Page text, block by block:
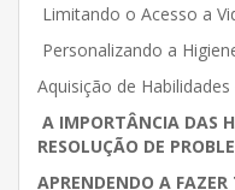
Limitando o Acesso a
Personalizando a
Aquisição de
A IMPORTÂNCIA DAS
RESOLUÇÃO DE
APRENDENDO A FAZER